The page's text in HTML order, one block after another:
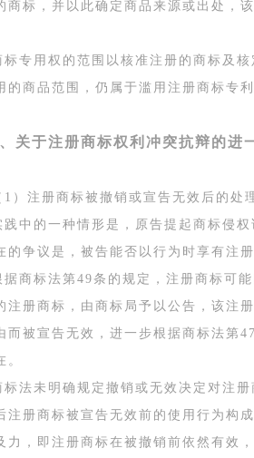
商标，并以此确定商品来源或出处，
标专用权的范围以核准注册的商标及
的商品范围，仍属于滥用注册商标专
关于注册商标权利冲突抗辩的进
1）注册商标被撤销或宣告无效后的处
践中的一种情形是，原告提起商标侵
的争议是，被告能否以行为时享有注
据商标法第49条的规定，注册商标可
注册商标，由商标局予以公告，该注
而被宣告无效，进一步根据商标法第
。
标法未明确规定撤销或无效决定对注
注册商标被宣告无效前的使用行为构
力，即注册商标在被撤销前依然有效